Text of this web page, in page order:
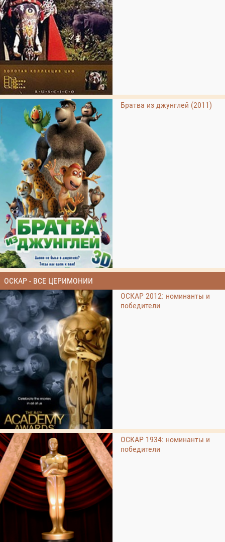
Братва из джунглей (2011)
ОСКАР - ВСЕ ЦЕРИМОНИИ
ОСКАР 2012: номинанты и
победители
ОСКАР 1934: номинанты и
победители